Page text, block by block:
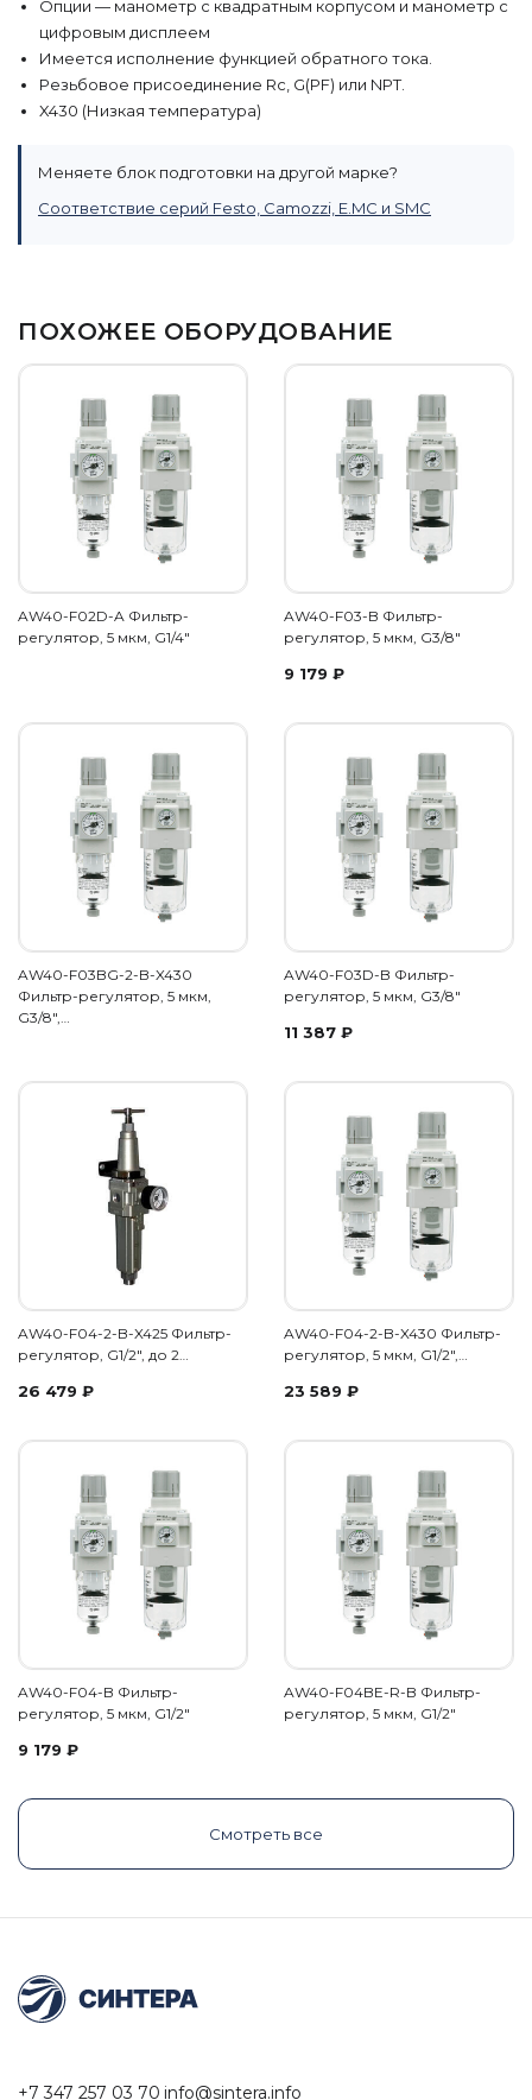
Опции — манометр с квадратным корпусом и манометр с
цифровым дисплеем
Имеется исполнение функцией обратного тока.
Резьбовое присоединение Rc, G(PF) или NPT.
X430 (Низкая температура)
Меняете блок подготовки на другой марке?
Соответствие серий Festo, Camozzi, E.MC и SMC
ПОХОЖЕЕ ОБОРУДОВАНИЕ
AW40-F02D-A Фильтр-
регулятор, 5 мкм, G1/4"
AW40-F03-B Фильтр-
регулятор, 5 мкм, G3/8"
9 179 ₽
AW40-F03BG-2-B-X430
Фильтр-регулятор, 5 мкм,
G3/8",…
AW40-F03D-B Фильтр-
регулятор, 5 мкм, G3/8"
11 387 ₽
AW40-F04-2-B-X425 Фильтр-
регулятор, G1/2", до 2…
26 479 ₽
AW40-F04-2-B-X430 Фильтр-
регулятор, 5 мкм, G1/2",…
23 589 ₽
AW40-F04-B Фильтр-
регулятор, 5 мкм, G1/2"
9 179 ₽
AW40-F04BE-R-B Фильтр-
регулятор, 5 мкм, G1/2"
Смотреть все
+7 347 257 03 70 info@sintera.info